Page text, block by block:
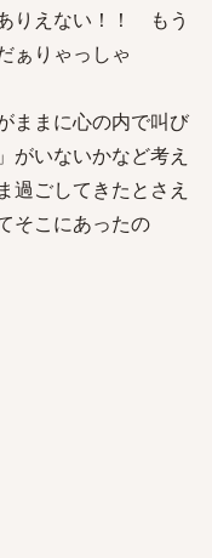
りえない！！ もう
りゃっしゃ
ままに心の内で叫び
がいないかなど考え
過ごしてきたとさえ
そこにあったの